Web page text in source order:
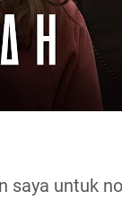
saya untuk